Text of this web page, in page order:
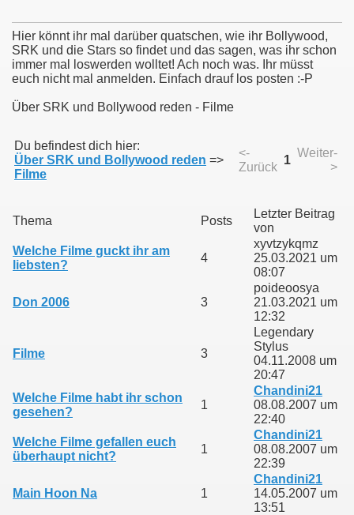
Hier könnt ihr mal darüber quatschen, wie ihr Bollywood,
SRK und die Stars so findet und das sagen, was ihr schon
immer mal loswerden wolltet! Ach noch was. Ihr müsst
euch nicht mal anmelden. Einfach drauf los posten :-P
Über SRK und Bollywood reden - Filme
Du befindest dich hier:
Über SRK und Bollywood reden =>
Filme
<-
Zurück
1
Weiter-
>
Thema Posts
Letzter Beitrag
von
Welche Filme guckt ihr am
liebsten?
4
xyvtzykqmz
25.03.2021 um
08:07
Don 2006 3
poideoosya
21.03.2021 um
12:32
Filme 3
Legendary
Stylus
04.11.2008 um
20:47
Welche Filme habt ihr schon
gesehen?
1
Chandini21
08.08.2007 um
22:40
Welche Filme gefallen euch
überhaupt nicht?
1
Chandini21
08.08.2007 um
22:39
Main Hoon Na 1
Chandini21
14.05.2007 um
13:51